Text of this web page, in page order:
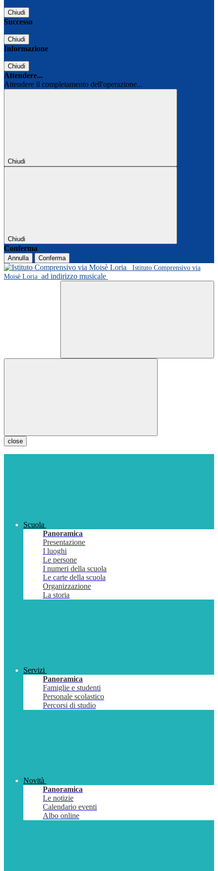
Chiudi
Successo
Chiudi
Informazione
Chiudi
Attendere...
Attendere il completamento dell'operazione...
Chiudi
Chiudi
Conferma
Annulla
Conferma
Istituto Comprensivo via
Moisè Loria ad indirizzo musicale
close
Scuola
Panoramica
Presentazione
I luoghi
Le persone
I numeri della scuola
Le carte della scuola
Organizzazione
La storia
Servizi
Panoramica
Famiglie e studenti
Personale scolastico
Percorsi di studio
Novità
Panoramica
Le notizie
Calendario eventi
Albo online